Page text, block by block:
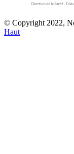
© Copyright 2022,
Haut